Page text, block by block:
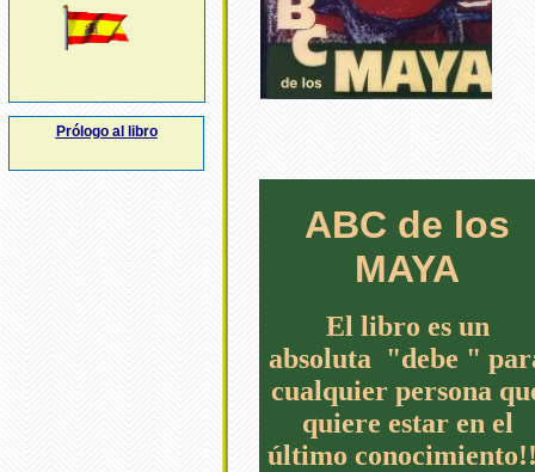
ABC de los
MAYA
El libro es un
absoluta "debe "
cualquier persona
quiere estar en el
último
Prólogo al libro